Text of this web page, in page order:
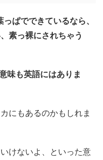
ぱでできているなら、
素っ裸にされちゃう
味も英語にはありま
にもあるのかもしれま
けないよ、といった意